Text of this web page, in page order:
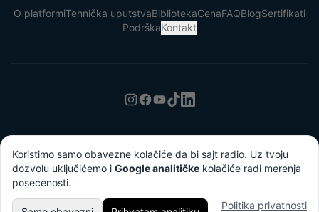
€129 /godišnje OSTAVI E-MAIL
O platformiTehnička uputstvaBibliotekaCenaFAQBlogSertifikati
PodrškaKontakt
© 2026 Lumina Lumiere Institute
Koristimo samo obavezne kolačiće da bi sajt radio. Uz tvoju
dozvolu uključićemo i Google analitičke kolačiće radi merenja
posećenosti.
Politika privatnosti